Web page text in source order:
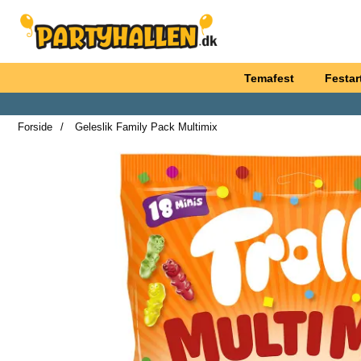
Startside for Partyhallen AB
Temafest
Forside
Geleslik Family Pack Multimix